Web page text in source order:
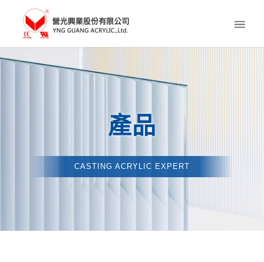
產品
CASTING ACRYLIC EXPERT